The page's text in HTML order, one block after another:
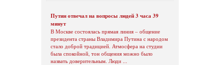
Путин отвечал на вопросы людей 3 часа 39
минут
В Москве состоялась прямая линия – общение
президента страны Владимира Путина с народом
стало доброй традицией. Атмосфера на студии
была спокойной, тон общения можно было
назвать доверительным. Люди ...